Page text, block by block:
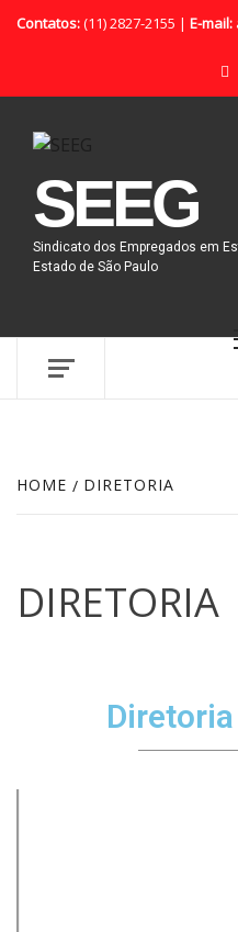
Contatos:(11) 2827-2155 | E-mail:
SEEG
Sindicato dos Empregados em
Estado de São Paulo
HOME DIRETORIA
DIRETORIA